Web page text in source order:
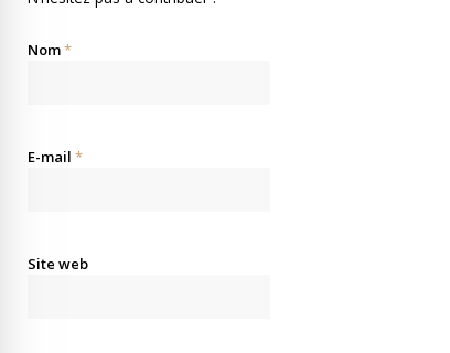
Nom*
E-mail *
Site web